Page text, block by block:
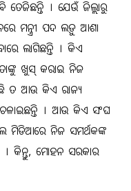
। ଯେଉଁ ଜିଲ୍ଲାରୁ
ମନ୍ତ୍ରୀ ପଦ ଲଡ଼ୁ ଆଶା
ଲାଗିଛନ୍ତି । କିଏ
ଖୁସ୍‌ କରାଇ ନିଜ
ତ ଆଉ କିଏ ରାଜ୍ୟ
ଚଳାଇଛନ୍ତି । ଆଉ କିଏ ସଂଘ
ମିଡିଆରେ ନିଜ ସମର୍ଥକଙ୍କ
। କିନ୍ତୁ, ମୋହନ ସରକାର